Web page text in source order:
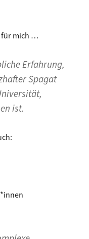
für mich …
Erfahrung,
Spagat
ist.